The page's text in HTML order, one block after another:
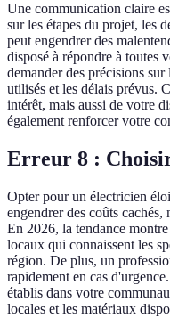
Une communication claire
sur les étapes du projet, les
peut engendrer des
disposé à répondre à toutes
demander des précisions
utilisés et les délais prévus.
intérêt, mais aussi de votre
également renforcer votre
Erreur 8 :
Opter pour un électricien
engendrer des coûts cachés,
En 2026, la tendance
locaux qui connaissent les
région. De plus, un
rapidement en cas
établis dans votre
locales et les matériaux